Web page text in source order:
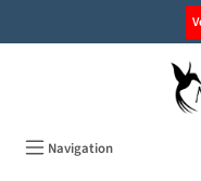
Navigation